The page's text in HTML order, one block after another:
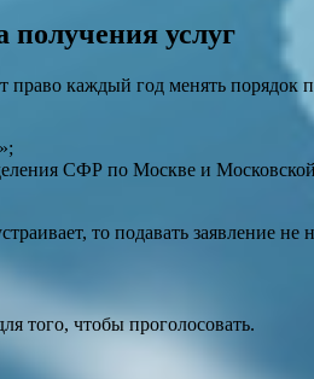
услуг
каждый год менять порядок
СФР по Москве и
то подавать заявление не
того, чтобы проголосовать.